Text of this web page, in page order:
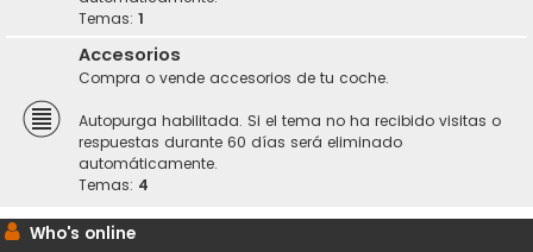
Temas: 1
Accesorios
Compra o vende accesorios de tu coche.
Autopurga habilitada. Si el tema no ha recibido visitas o
respuestas durante 60 días será eliminado
automáticamente.
Temas: 4
Who's online